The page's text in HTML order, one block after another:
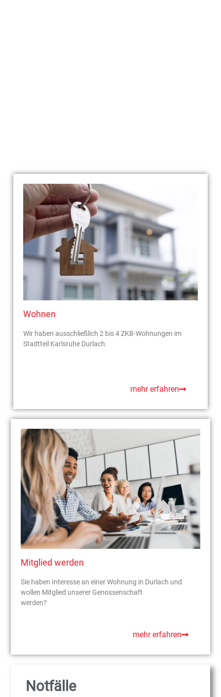
Wohnen
Wir haben ausschließlich 2 bis 4 ZKB-Wohnungen im
Stadtteil Karlsruhe Durlach.
mehr erfahren
Mitglied werden
Sie haben Interesse an einer Wohnung in Durlach und
wollen Mitglied unserer Genossenschaft
werden?
mehr erfahren
Notfälle